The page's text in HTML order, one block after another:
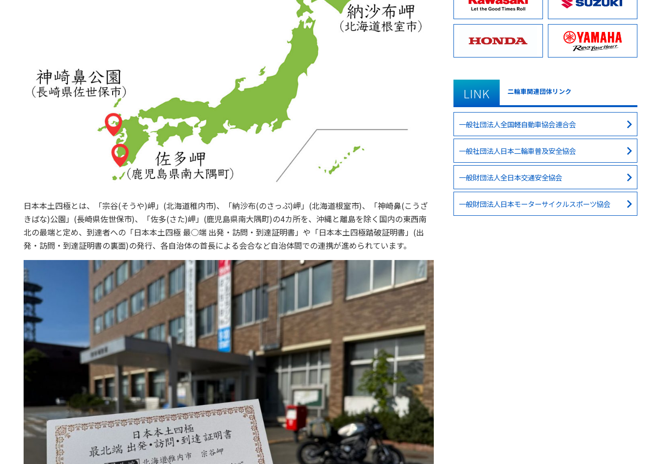
日本本土四極とは、「宗谷(そうや)岬」(北海道稚内市)、「納沙布(のさっぷ)岬」(北海道根室市)、「神崎鼻(こうざ
きばな)公園」(長崎県佐世保市)、「佐多(さた)岬」(鹿児島県南大隅町)の4カ所を、沖縄と離島を除く国内の東西南
北の最端と定め、到達者への「日本本土四極 最○端 出発・訪問・到達証明書」や「日本本土四極踏破証明書」(出
発・訪問・到達証明書の裏面)の発行、各自治体の首長による会合など自治体間での連携が進められています。
LINK 二輪車関連団体リンク
一般社団法人全国軽自動車協会連合会
一般社団法人日本二輪車普及安全協会
一般財団法人全日本交通安全協会
一般財団法人日本モーターサイクルスポーツ協会